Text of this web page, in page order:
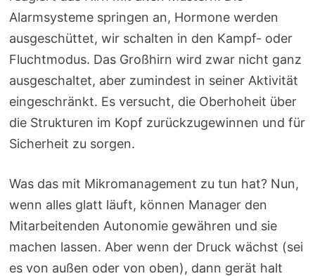
Alarmsysteme springen an, Hormone werden
ausgeschüttet, wir schalten in den Kampf- oder
Fluchtmodus. Das Großhirn wird zwar nicht ganz
ausgeschaltet, aber zumindest in seiner Aktivität
eingeschränkt. Es versucht, die Oberhoheit über
die Strukturen im Kopf zurückzugewinnen und für
Sicherheit zu sorgen.
Was das mit Mikromanagement zu tun hat? Nun,
wenn alles glatt läuft, können Manager den
Mitarbeitenden Autonomie gewähren und sie
machen lassen. Aber wenn der Druck wächst (sei
es von außen oder von oben), dann gerät halt